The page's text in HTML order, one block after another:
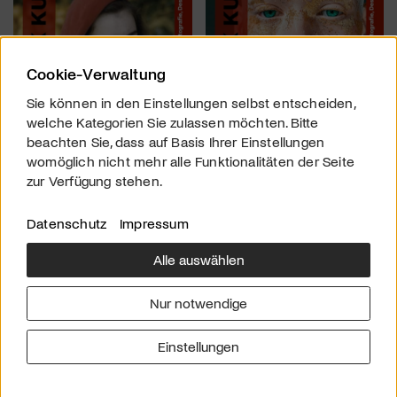
Über uns
Downloads
Werben
Impressum
Cookie-Verwaltung
Sie können in den Einstellungen selbst entscheiden,
welche Kategorien Sie zulassen möchten. Bitte
beachten Sie, dass auf Basis Ihrer Einstellungen
womöglich nicht mehr alle Funktionalitäten der Seite
zur Verfügung stehen.
Datenschutz Impressum
Alle auswählen
Nur notwendige
Einstellungen